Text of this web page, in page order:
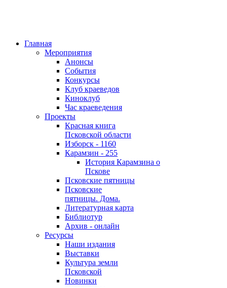
Главная
Мероприятия
Анонсы
События
Конкурсы
Клуб краеведов
Киноклуб
Час краеведения
Проекты
Красная книга
Псковской области
Изборск - 1160
Карамзин - 255
История Карамзина о
Пскове
Псковские пятницы
Псковские
пятницы. Дома.
Литературная карта
Библиотур
Архив - онлайн
Ресурсы
Наши издания
Выставки
Культура земли
Псковской
Новинки